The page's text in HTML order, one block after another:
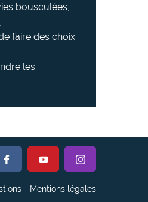
bousculées,
faire des choix
les
Suivez-
nous
sur
Suivez-
nous
sur
Suivez-
nous
sur
Mentions légales